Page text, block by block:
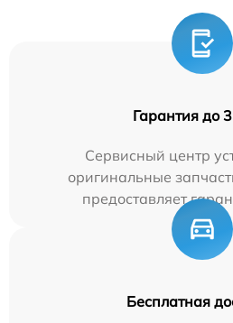
Гарантия до
Сервисный центр
оригинальные
предоставляет
Бесплатная